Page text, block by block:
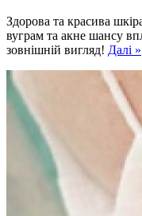
Здорова та красива
вуграм та акне шансу
зовнішній вигляд! Далі »